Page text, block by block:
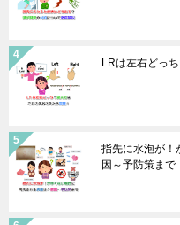
LRは左右どっ
指先に水泡が！
因～予防策まで